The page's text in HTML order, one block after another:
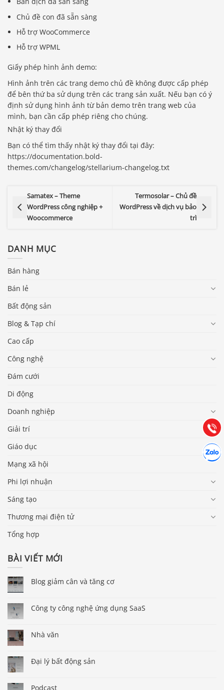
Chủ đề con đã sẵn sàng
Hỗ trợ WooCommerce
Hỗ trợ WPML
Giấy phép hình ảnh demo:
Hình ảnh trên các trang demo chủ đề không được cấp phép
để bên thứ ba sử dụng trên các trang sản xuất. Nếu bạn có ý
định sử dụng hình ảnh từ bản demo trên trang web của
mình, bạn cần cấp phép riêng cho chúng.
Nhật ký thay đổi
Bạn có thể tìm thấy nhật ký thay đổi tại đây:
https://documentation.bold-
themes.com/changelog/stellarium-changelog.txt
Samatex – Theme
WordPress công nghiệp +
Woocommerce
Termosolar – Chủ đề
WordPress về dịch vụ bảo
trì
DANH MỤC
Bán hàng
Bán lẻ
Bất động sản
Blog & Tạp chí
Cao cấp
Công nghệ
Đám cưới
Di động
Doanh nghiệp
Giải trí
Giáo dục
Mạng xã hội
Phi lợi nhuận
Sáng tạo
Thương mại điện tử
Tổng hợp
BÀI VIẾT MỚI
Blog giảm cân và tăng cơ
Công ty công nghệ ứng dụng SaaS
Nhà văn
Đại lý bất động sản
Podcast
Gọi
(028) 22.166.144
Chát